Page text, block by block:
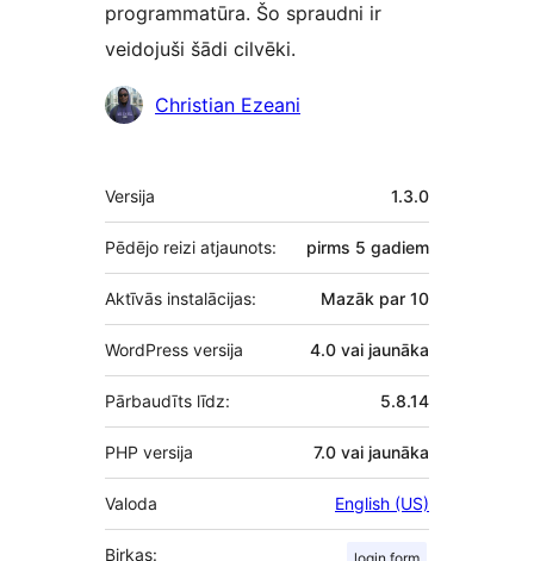
programmatūra. Šo spraudni ir
veidojuši šādi cilvēki.
Līdzdalībnieki
Christian Ezeani
Meta
Versija 1.3.0
Pēdējo reizi atjaunots: pirms 5 gadiem
Aktīvās instalācijas: Mazāk par 10
WordPress versija 4.0 vai jaunāka
Pārbaudīts līdz: 5.8.14
PHP versija 7.0 vai jaunāka
Valoda English (US)
Birkas: